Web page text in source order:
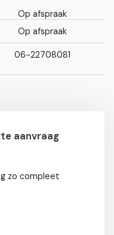
Op afspraak
Op afspraak
06-22708081
aanvraag
zo compleet